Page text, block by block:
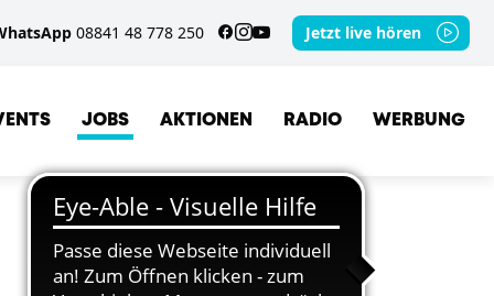
08841 48 778 250 Jetzt live hören
JOBS AKTIONEN RADIO WERBUNG